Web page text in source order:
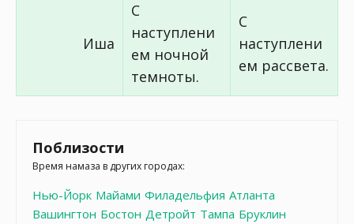
Иша
С
наступлени
ем ночной
темноты.
С
наступлени
ем рассвета.
Поблизости
Время намаза в других городах:
Нью-Йорк Майами Филадельфия Атланта
Вашингтон Бостон Детройт Тампа Бруклин